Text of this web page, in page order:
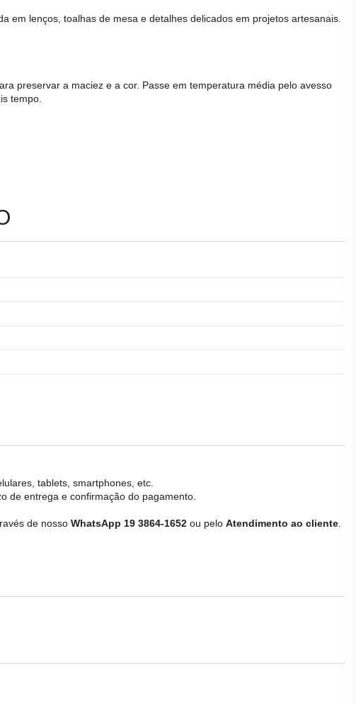
em lenços, toalhas de mesa e detalhes delicados em projetos artesanais.
preservar a maciez e a cor. Passe em temperatura média pelo avesso
tempo.
tablets, smartphones, etc.
de entrega e confirmação do pagamento.
de nosso WhatsApp 19 3864-1652 ou pelo Atendimento ao cliente